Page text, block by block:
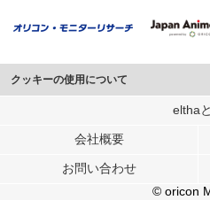
クッキーの使用について
このサイトでは Cookie を使用して、ユ
行っています。
メディアや広告配信、データ解析の各パ
eltha
会社概要
お問い合わせ
© oricon